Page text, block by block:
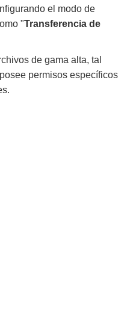
el modo de
"Transferencia de
de gama alta, tal
permisos específicos